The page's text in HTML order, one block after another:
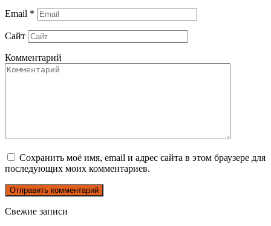
Email *
Сайт
Комментарий
Сохранить моё имя, email и адрес сайта в этом браузере для
последующих моих комментариев.
Свежие записи